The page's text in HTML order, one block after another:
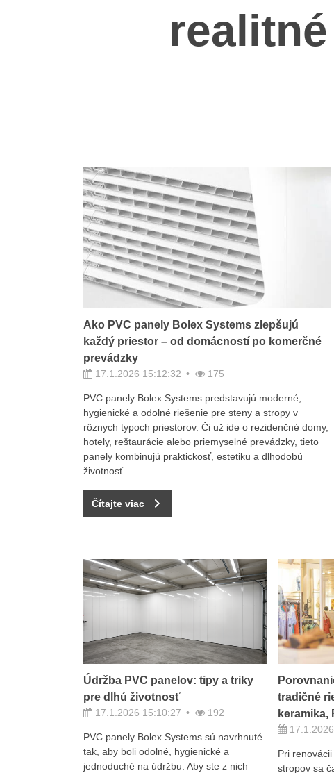
Ako PVC panely Bolex Systems zlepšujú
každý priestor – od domácností po komerčné
prevádzky
17.1.2026 15:12:32 175
PVC panely Bolex Systems predstavujú moderné,
hygienické a odolné riešenie pre steny a stropy v
rôznych typoch priestorov. Či už ide o rezidenčné domy,
hotely, reštaurácie alebo priemyselné prevádzky, tieto
panely kombinujú praktickosť, estetiku a dlhodobú
životnosť.
Čítajte viac
Údržba PVC panelov: tipy a triky
pre dlhú životnosť
17.1.2026 15:10:27 192
PVC panely Bolex Systems sú navrhnuté
tak, aby boli odolné, hygienické a
jednoduché na údržbu. Aby ste z nich
tradičné
keramika,
Pri
stropov sa